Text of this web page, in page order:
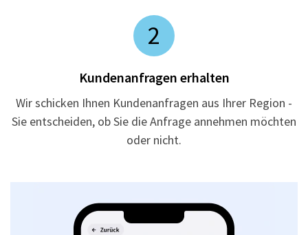
2
Kundenanfragen erhalten
Wir schicken Ihnen Kundenanfragen aus Ihrer Region -
Sie entscheiden, ob Sie die Anfrage annehmen möchten
oder nicht.